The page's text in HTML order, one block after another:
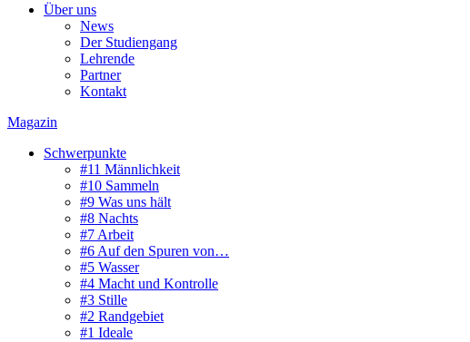
Über uns
News
Der Studiengang
Lehrende
Partner
Kontakt
Magazin
Schwerpunkte
#11 Männlichkeit
#10 Sammeln
#9 Was uns hält
#8 Nachts
#7 Arbeit
#6 Auf den Spuren von…
#5 Wasser
#4 Macht und Kontrolle
#3 Stille
#2 Randgebiet
#1 Ideale